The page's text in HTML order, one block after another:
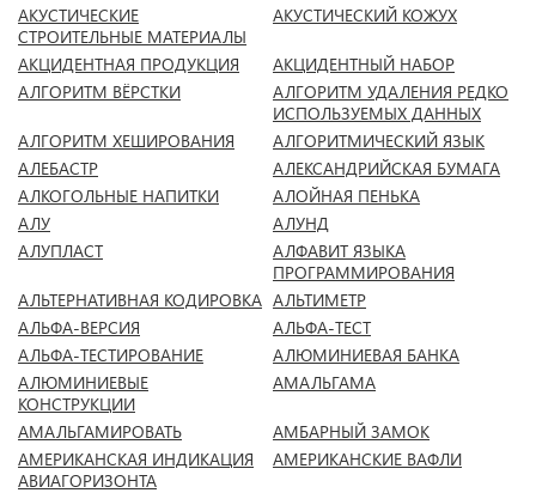
АКУСТИЧЕСКИЕ
СТРОИТЕЛЬНЫЕ МАТЕРИАЛЫ
АКУСТИЧЕСКИЙ КОЖУХ
АКЦИДЕНТНАЯ ПРОДУКЦИЯ
АКЦИДЕНТНЫЙ НАБОР
АЛГОРИТМ ВЁРСТКИ
АЛГОРИТМ УДАЛЕНИЯ РЕДКО
ИСПОЛЬЗУЕМЫХ ДАННЫХ
АЛГОРИТМ ХЕШИРОВАНИЯ
АЛГОРИТМИЧЕСКИЙ ЯЗЫК
АЛЕБАСТР
АЛЕКСАНДРИЙСКАЯ БУМАГА
АЛКОГОЛЬНЫЕ НАПИТКИ
АЛОЙНАЯ ПЕНЬКА
АЛУ
АЛУНД
АЛУПЛАСТ
АЛФАВИТ ЯЗЫКА
ПРОГРАММИРОВАНИЯ
АЛЬТЕРНАТИВНАЯ КОДИРОВКА АЛЬТИМЕТР
АЛЬФА-ВЕРСИЯ
АЛЬФА-ТЕСТ
АЛЬФА-ТЕСТИРОВАНИЕ
АЛЮМИНИЕВАЯ БАНКА
АЛЮМИНИЕВЫЕ
КОНСТРУКЦИИ
АМАЛЬГАМА
АМАЛЬГАМИРОВАТЬ
АМБАРНЫЙ ЗАМОК
АМЕРИКАНСКАЯ ИНДИКАЦИЯ
АВИАГОРИЗОНТА
АМЕРИКАНСКИЕ ВАФЛИ